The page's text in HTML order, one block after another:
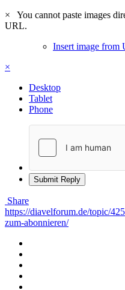
×
You cannot paste images
URL.
Insert image from
×
Desktop
Tablet
Phone
Submit Reply
Share
https://diavelforum.de/topic/
zum-abonnieren/